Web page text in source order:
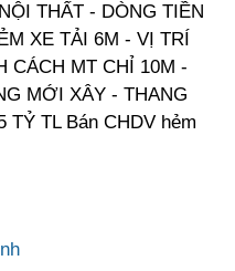
THẤT - DÒNG TIỀN
XE TẢI 6M - VỊ TRÍ
CÁCH MT CHỈ 10M -
MỚI XÂY - THANG
TỶ TL Bán CHDV hẻm